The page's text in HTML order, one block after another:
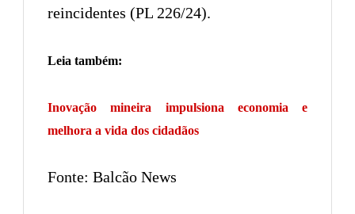
reincidentes (PL 226/24).
Leia também:
Inovação mineira impulsiona economia e
melhora a vida dos cidadãos
Fonte: Balcão News